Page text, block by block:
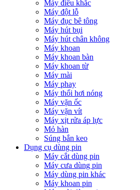
Máy điêu khắc
Máy đột lỗ
Máy đục bê tông
Máy hút bụi
Máy hút chân không
Máy khoan
Máy khoan bàn
Máy khoan từ
Máy mài
Máy phay
Máy thổi hơi nóng
Máy vặn ốc
Máy vặn vít
Máy xịt rửa áp lực
Mỏ hàn
Súng bắn keo
Dụng cụ dùng pin
Máy cắt dùng pin
Máy cưa dùng pin
Máy dùng pin khác
Máy khoan pin